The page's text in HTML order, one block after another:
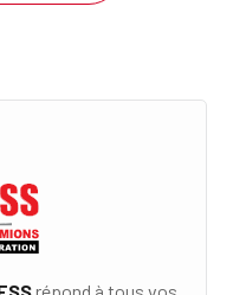
répond à tous vos